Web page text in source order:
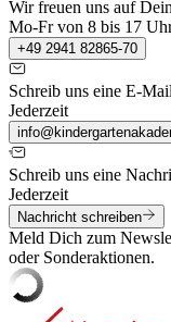
Wir freuen uns auf
Mo-Fr von 8 bis 17
+49 2941 82865-70
Schreib uns eine E-Mail
Jederzeit
Schreib uns eine
Jederzeit
Nachricht schreiben
Meld Dich zum
oder Sonderaktionen.